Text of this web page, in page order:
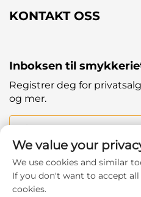
KONTAKT OSS
Inboksen til
Registrer deg for
og mer.
Din e-post
Subscribe
We value your
We use cookies and similar
If you don't want to accept
cookies.